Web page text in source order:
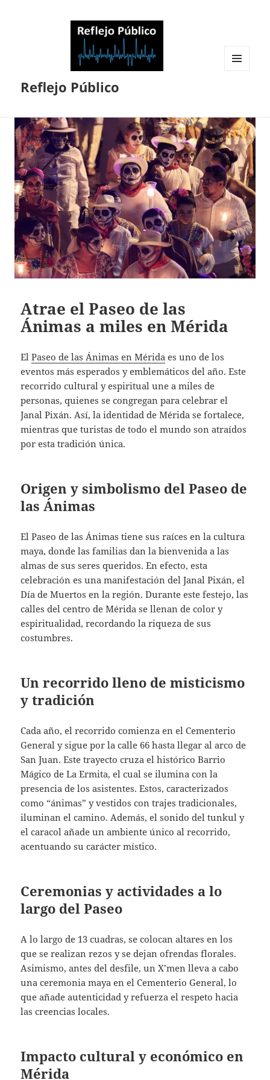
Reflejo Público
Atrae el Paseo de las
Ánimas a miles en Mérida
ElPaseo de las Ánimas en Mérida es uno de los
eventos más esperados y emblemáticos del año. Este
recorrido cultural y espiritual une a miles de
personas, quienes se congregan para celebrar el
Janal Pixán. Así, la identidad de Mérida se fortalece,
mientras que turistas de todo el mundo son atraídos
por esta tradición única.
Origen y simbolismo del Paseo de
las Ánimas
El Paseo de las Ánimas tiene sus raíces en la cultura
maya, donde las familias dan la bienvenida a las
almas de sus seres queridos. En efecto, esta
celebración es una manifestación del Janal Pixán, el
Día de Muertos en la región. Durante este festejo, las
calles del centro de Mérida se llenan de color y
espiritualidad, recordando la riqueza de sus
costumbres.
Un recorrido lleno de misticismo
y tradición
Cada año, el recorrido comienza en el Cementerio
General y sigue por la calle 66 hasta llegar al arco de
San Juan. Este trayecto cruza el histórico Barrio
Mágico de La Ermita, el cual se ilumina con la
presencia de los asistentes. Estos, caracterizados
como “ánimas” y vestidos con trajes tradicionales,
iluminan el camino. Además, el sonido del tunkul y
el caracol añade un ambiente único al recorrido,
acentuando su carácter místico.
Ceremonias y actividades a lo
largo del Paseo
A lo largo de 13 cuadras, se colocan altares en los
que se realizan rezos y se dejan ofrendas florales.
Asimismo, antes del desfile, un X’men lleva a cabo
una ceremonia maya en el Cementerio General, lo
que añade autenticidad y refuerza el respeto hacia
las creencias locales.
Impacto cultural y económico en
Mérida